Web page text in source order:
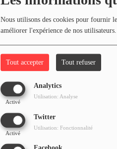
Nous utilisons des cookies pour fournir
améliorer l'expérience de nos utilisateurs.
Tout accepter Tout refuser
Analytics
Activé
Utilisation: Analyse
Twitter
Activé
Utilisation: Fonctionnalité